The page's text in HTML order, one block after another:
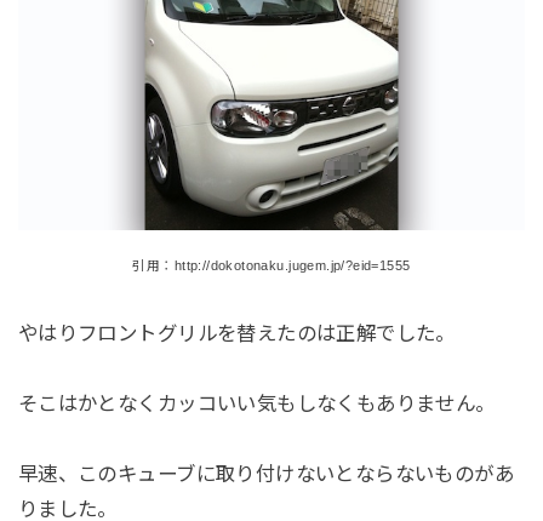
引用：http://dokotonaku.jugem.jp/?eid=1555
やはりフロントグリルを替えたのは正解でした。
そこはかとなくカッコいい気もしなくもありません。
早速、このキューブに取り付けないとならないものがあ
りました。